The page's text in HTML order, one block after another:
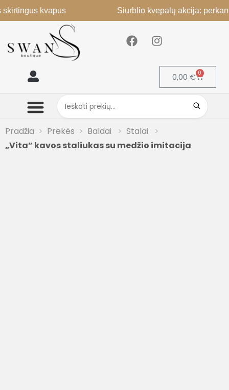
kvapus Siurblio kvepalų akcija: perkant 2,
0,00 € 0
Pradžia Prekės Baldai
Stalai
„Vita” kavos staliukas su medžio imitacija